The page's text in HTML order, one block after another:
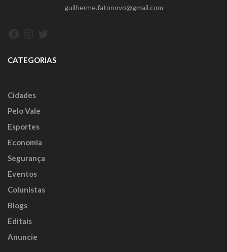
guilherme.fatonovo@gmail.com
CATEGORIAS
Cidades
Pelo Vale
Esportes
Economia
Segurança
Eventos
Colunistas
Blogs
Editais
Anuncie